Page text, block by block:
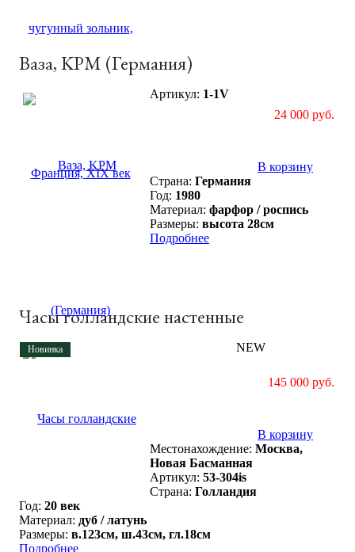
Ваза, KPM (Германия)
24 000 руб.
В корзину
Артикул: 1-1V
Страна: Германия
Год: 1980
Материал: фарфор / роспись
Размеры: высота 28см
Подробнее
Часы голландские настенные
Продано
Новинка NEW
145 000 руб.
В корзину
Местонахождение: Москва,
Новая Басманная
Артикул: 53-304is
Страна: Голландия
Год: 20 век
Материал: дуб / латунь
Размеры: в.123см, ш.43см, гл.18см
Подробнее